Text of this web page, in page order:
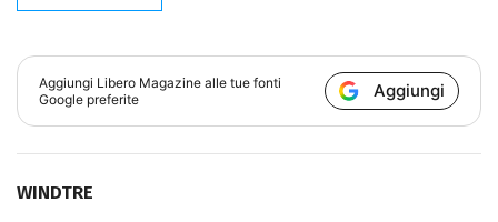
Aggiungi Libero Magazine alle tue fonti
Google preferite
Aggiungi
WINDTRE